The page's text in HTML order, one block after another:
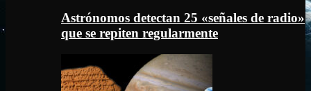
Astrónomos detectan 25 «señales de radio»
que se repiten regularmente